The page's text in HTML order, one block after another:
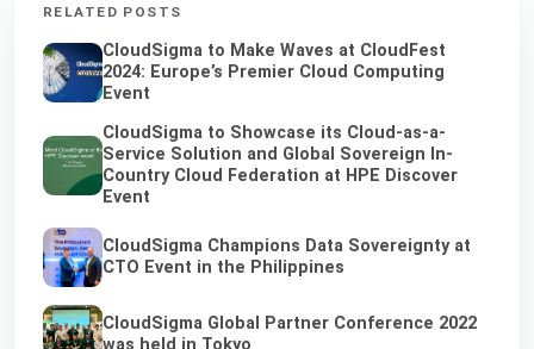
RELATED POSTS
CloudSigma to Make Waves at CloudFest
2024: Europe’s Premier Cloud Computing
Event
CloudSigma to Showcase its Cloud-as-a-
Service Solution and Global Sovereign In-
Country Cloud Federation at HPE Discover
Event
CloudSigma Champions Data Sovereignty at
CTO Event in the Philippines
CloudSigma Global Partner Conference 2022
was held in Tokyo